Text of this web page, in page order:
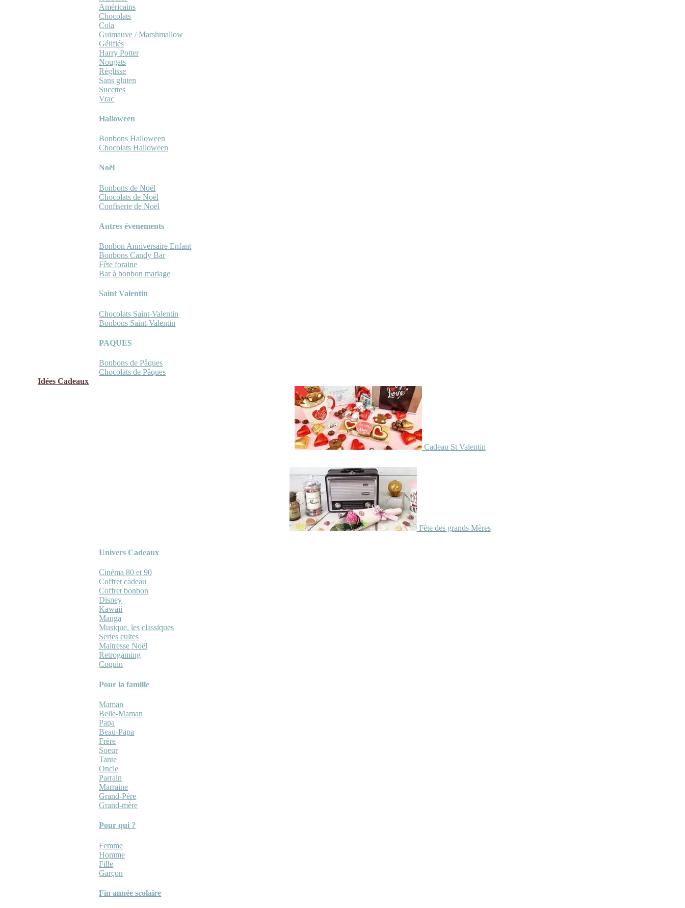
Américains
Chocolats
Cola
Guimauve / Marshmallow
Gélifiés
Harry Potter
Nougats
Réglisse
Sans gluten
Sucettes
Vrac
Halloween
Bonbons Halloween
Chocolats Halloween
Noël
Bonbons de Noël
Chocolats de Noël
Confiserie de Noël
Autres évenements
Bonbon Anniversaire Enfant
Bonbons Candy Bar
Fête foraine
Bar à bonbon mariage
Saint Valentin
Chocolats Saint-Valentin
Bonbons Saint-Valentin
PAQUES
Bonbons de Pâques
Chocolats de Pâques
Idées Cadeaux
Cadeau St Valentin
Fête des grands Mères
Univers Cadeaux
Cinéma 80 et 90
Coffret cadeau
Coffret bonbon
Disney
Kawaii
Manga
Musique, les classiques
Series cultes
Maitresse Noël
Retrogaming
Coquin
Pour la famille
Maman
Belle-Maman
Papa
Beau-Papa
Frère
Soeur
Tante
Oncle
Parrain
Marraine
Grand-Père
Grand-mère
Pour qui ?
Femme
Homme
Fille
Garçon
Fin année scolaire